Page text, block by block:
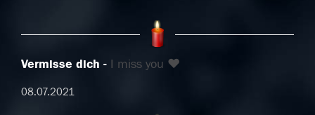
Vermisse dich I miss you ❤
08.07.2021